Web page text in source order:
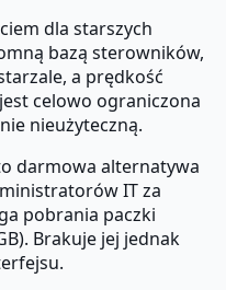
dla starszych
bazą sterowników,
a prędkość
celowo ograniczona
nieużyteczną.
darmowa alternatywa
IT za
pobrania paczki
Brakuje jej jednak